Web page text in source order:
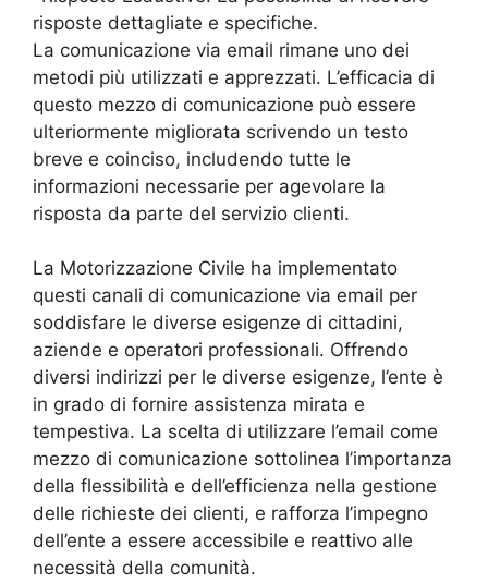
risposte dettagliate e specifiche.
La comunicazione via email rimane uno dei
metodi più utilizzati e apprezzati. L’efficacia di
questo mezzo di comunicazione può essere
ulteriormente migliorata scrivendo un testo
breve e coinciso, includendo tutte le
informazioni necessarie per agevolare la
risposta da parte del servizio clienti.
La Motorizzazione Civile ha implementato
questi canali di comunicazione via email per
soddisfare le diverse esigenze di cittadini,
aziende e operatori professionali. Offrendo
diversi indirizzi per le diverse esigenze, l’ente è
in grado di fornire assistenza mirata e
tempestiva. La scelta di utilizzare l’email come
mezzo di comunicazione sottolinea l’importanza
della flessibilità e dell’efficienza nella gestione
delle richieste dei clienti, e rafforza l’impegno
dell’ente a essere accessibile e reattivo alle
necessità della comunità.